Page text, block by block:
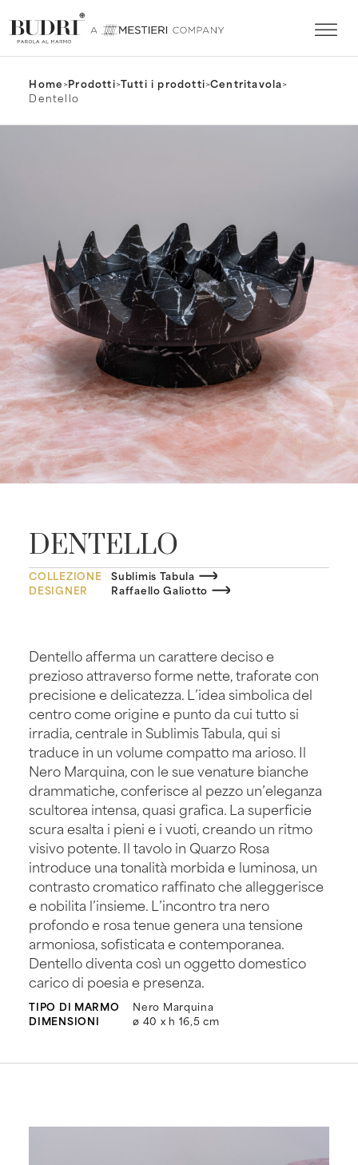
Home>Prodotti>Tutti i prodotti>Centritavola>
Dentello
DENTELLO
COLLEZIONE
Sublimis Tabula
DESIGNER
Raffaello Galiotto
Dentello afferma un carattere deciso e
prezioso attraverso forme nette, traforate con
precisione e delicatezza. L’idea simbolica del
centro come origine e punto da cui tutto si
irradia, centrale in Sublimis Tabula, qui si
traduce in un volume compatto ma arioso. Il
Nero Marquina, con le sue venature bianche
drammatiche, conferisce al pezzo un’eleganza
scultorea intensa, quasi grafica. La superficie
scura esalta i pieni e i vuoti, creando un ritmo
visivo potente. Il tavolo in Quarzo Rosa
introduce una tonalità morbida e luminosa, un
contrasto cromatico raffinato che alleggerisce
e nobilita l’insieme. L’incontro tra nero
profondo e rosa tenue genera una tensione
armoniosa, sofisticata e contemporanea.
Dentello diventa così un oggetto domestico
carico di poesia e presenza.
TIPO DI MARMO
Nero Marquina
DIMENSIONI
ø 40 x h 16,5 cm